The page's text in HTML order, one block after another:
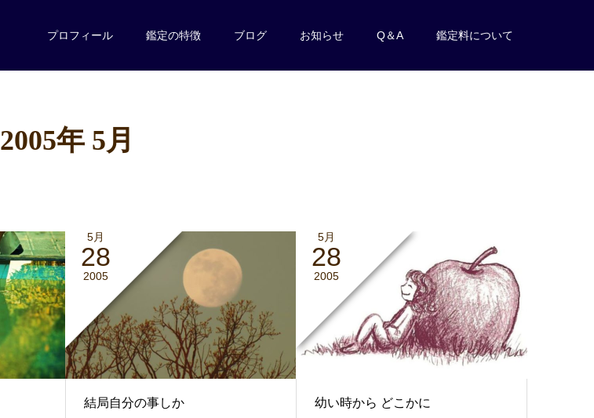
プロフィール 鑑定の特徴 ブログ お知らせ Q＆A 鑑定料について
2005年 5月
5月
28
2005
結局自分の事しか
5月
28
2005
幼い時から どこかに